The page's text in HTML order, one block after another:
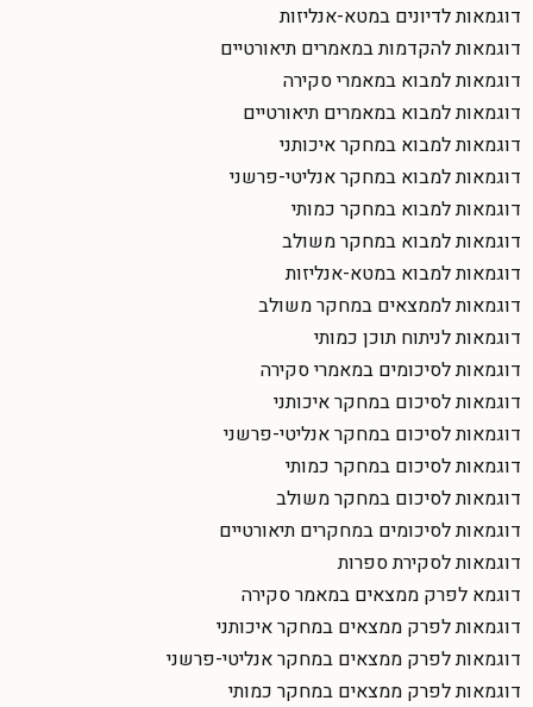
דוגמאות לדיונים במטא-אנליזות
דוגמאות להקדמות במאמרים תיאורטיים
דוגמאות למבוא במאמרי סקירה
דוגמאות למבוא במאמרים תיאורטיים
דוגמאות למבוא במחקר איכותני
דוגמאות למבוא במחקר אנליטי-פרשני
דוגמאות למבוא במחקר כמותי
דוגמאות למבוא במחקר משולב
דוגמאות למבוא במטא-אנליזות
דוגמאות לממצאים במחקר משולב
דוגמאות לניתוח תוכן כמותי
דוגמאות לסיכומים במאמרי סקירה
דוגמאות לסיכום במחקר איכותני
דוגמאות לסיכום במחקר אנליטי-פרשני
דוגמאות לסיכום במחקר כמותי
דוגמאות לסיכום במחקר משולב
דוגמאות לסיכומים במחקרים תיאורטיים
דוגמאות לסקירת ספרות
דוגמא לפרק ממצאים במאמר סקירה
דוגמאות לפרק ממצאים במחקר איכותני
דוגמאות לפרק ממצאים במחקר אנליטי-פרשני
דוגמאות לפרק ממצאים במחקר כמותי